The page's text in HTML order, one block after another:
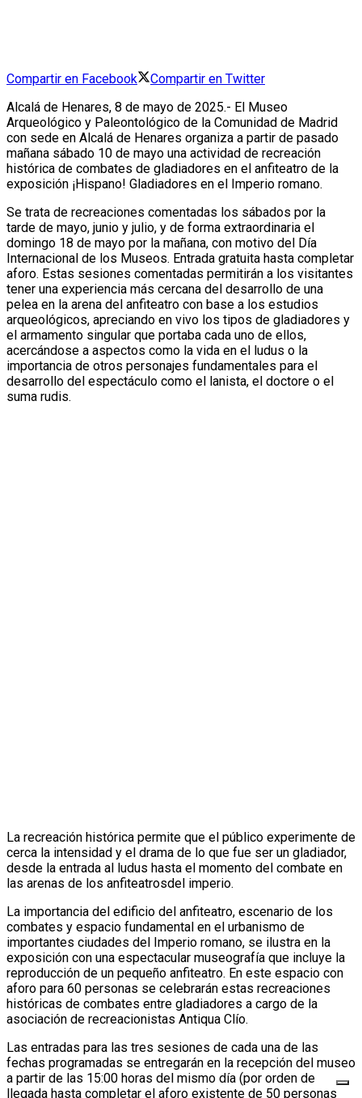
Compartir en Facebook
Compartir en Twitter
Alcalá de Henares, 8 de mayo de 2025.- El Museo
Arqueológico y Paleontológico de la Comunidad de Madrid
con sede en Alcalá de Henares organiza a partir de pasado
mañana sábado 10 de mayo una actividad de recreación
histórica de combates de gladiadores en el anfiteatro de la
exposición ¡Hispano! Gladiadores en el Imperio romano.
Se trata de recreaciones comentadas los sábados por la
tarde de mayo, junio y julio, y de forma extraordinaria el
domingo 18 de mayo por la mañana, con motivo del Día
Internacional de los Museos. Entrada gratuita hasta completar
aforo. Estas sesiones comentadas permitirán a los visitantes
tener una experiencia más cercana del desarrollo de una
pelea en la arena del anfiteatro con base a los estudios
arqueológicos, apreciando en vivo los tipos de gladiadores y
el armamento singular que portaba cada uno de ellos,
acercándose a aspectos como la vida en el ludus o la
importancia de otros personajes fundamentales para el
desarrollo del espectáculo como el lanista, el doctore o el
suma rudis.
La recreación histórica permite que el público experimente de
cerca la intensidad y el drama de lo que fue ser un gladiador,
desde la entrada al ludus hasta el momento del combate en
las arenas de los anfiteatrosdel imperio.
La importancia del edificio del anfiteatro, escenario de los
combates y espacio fundamental en el urbanismo de
importantes ciudades del Imperio romano, se ilustra en la
exposición con una espectacular museografía que incluye la
reproducción de un pequeño anfiteatro. En este espacio con
aforo para 60 personas se celebrarán estas recreaciones
históricas de combates entre gladiadores a cargo de la
asociación de recreacionistas Antiqua Clío.
Las entradas para las tres sesiones de cada una de las
fechas programadas se entregarán en la recepción del museo
a partir de las 15:00 horas del mismo día (por orden de
llegada hasta completar el aforo existente de 50 personas